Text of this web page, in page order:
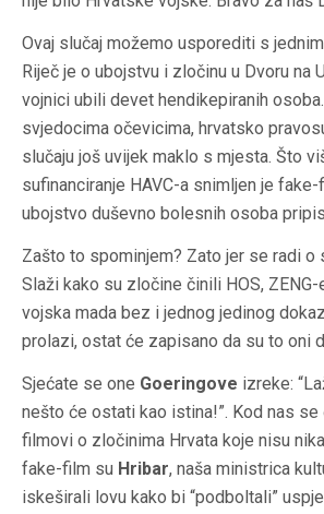
Ovaj slučaj možemo usporediti s
Riječ je o ubojstvu i zločinu u Dvoru na
vojnici ubili devet hendikepiranih
svjedocima očevicima, hrvatsko
slučaju još uvijek maklo s mjesta. Što
sufinanciranje HAVC-a snimljen je
ubojstvo duševno bolesnih osoba
Zašto to spominjem? Zato jer se radi o
Slaži kako su zločine činili HOS,
vojska mada bez i jednog jedinog
prolazi, ostat će zapisano da su to oni
Sjećate se one Goeringove izreke:
nešto će ostati kao istina!”. Kod nas se
filmovi o zločinima Hrvata koje nisu
fake-film su Hribar, naša ministrica
iskeširali lovu kako bi “podboltali”